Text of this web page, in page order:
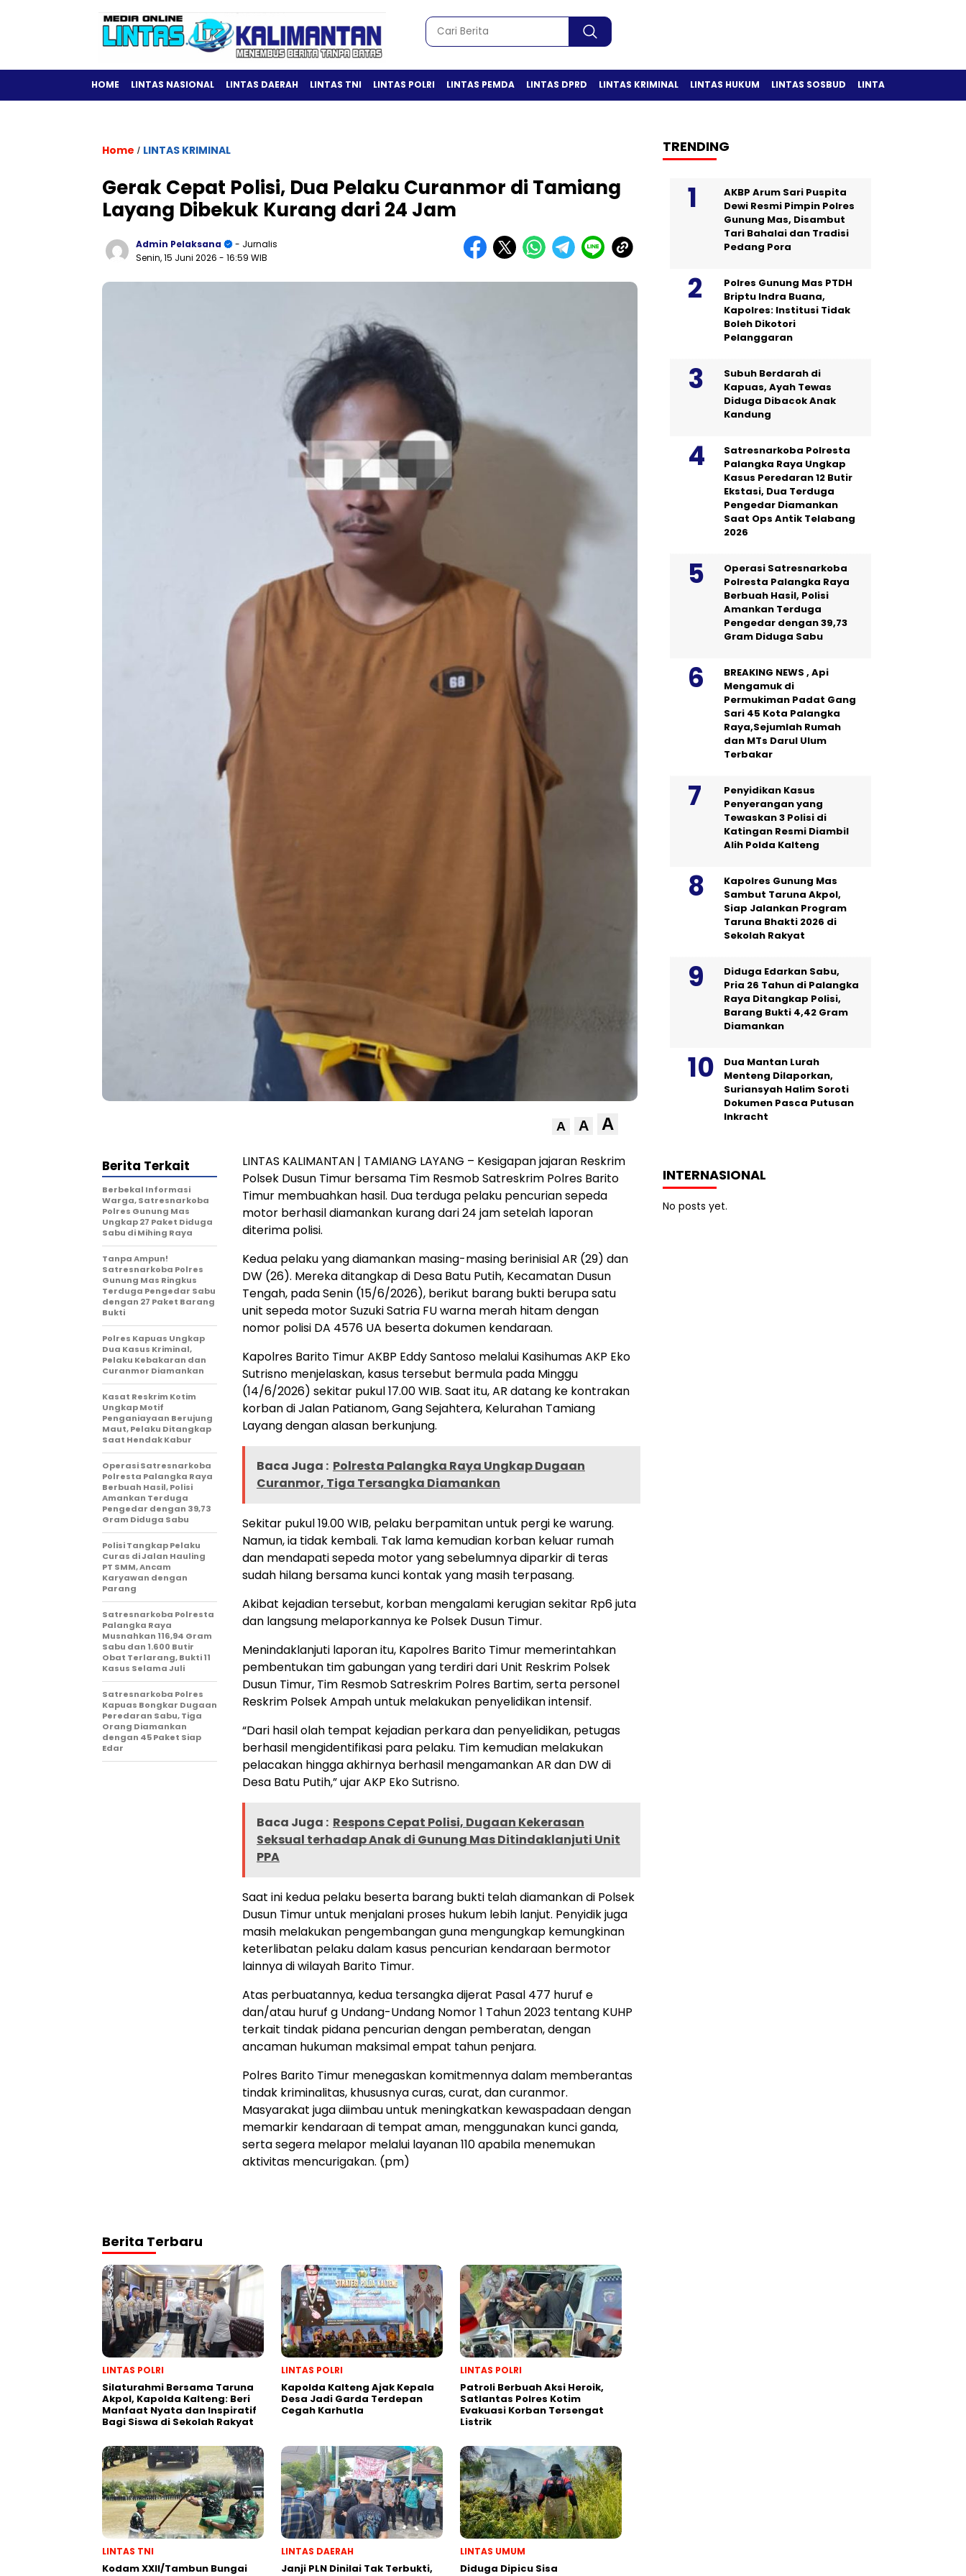
HOME LINTAS NASIONAL LINTAS DAERAH LINTAS TNI LINTAS POLRI LINTAS PEMDA LINTAS DPRD LINTAS KRIMINAL LINTAS HUKUM LINTAS SOSBUD LINTAS OLAH RAGA
Home / LINTAS KRIMINAL
Gerak Cepat Polisi, Dua Pelaku Curanmor di Tamiang
Layang Dibekuk Kurang dari 24 Jam
Admin Pelaksana
- Jurnalis
Senin, 15 Juni 2026 - 16:59 WIB
A A A
LINTAS KALIMANTAN | TAMIANG LAYANG – Kesigapan jajaran Reskrim
Polsek Dusun Timur bersama Tim Resmob Satreskrim Polres Barito
Timur membuahkan hasil. Dua terduga pelaku pencurian sepeda
motor berhasil diamankan kurang dari 24 jam setelah laporan
diterima polisi.
Kedua pelaku yang diamankan masing-masing berinisial AR (29) dan
DW (26). Mereka ditangkap di Desa Batu Putih, Kecamatan Dusun
Tengah, pada Senin (15/6/2026), berikut barang bukti berupa satu
unit sepeda motor Suzuki Satria FU warna merah hitam dengan
nomor polisi DA 4576 UA beserta dokumen kendaraan.
Kapolres Barito Timur AKBP Eddy Santoso melalui Kasihumas AKP Eko
Sutrisno menjelaskan, kasus tersebut bermula pada Minggu
(14/6/2026) sekitar pukul 17.00 WIB. Saat itu, AR datang ke kontrakan
korban di Jalan Patianom, Gang Sejahtera, Kelurahan Tamiang
Layang dengan alasan berkunjung.
Baca Juga : Polresta Palangka Raya Ungkap Dugaan
Curanmor, Tiga Tersangka Diamankan
Sekitar pukul 19.00 WIB, pelaku berpamitan untuk pergi ke warung.
Namun, ia tidak kembali. Tak lama kemudian korban keluar rumah
dan mendapati sepeda motor yang sebelumnya diparkir di teras
sudah hilang bersama kunci kontak yang masih terpasang.
Akibat kejadian tersebut, korban mengalami kerugian sekitar Rp6 juta
dan langsung melaporkannya ke Polsek Dusun Timur.
Menindaklanjuti laporan itu, Kapolres Barito Timur memerintahkan
pembentukan tim gabungan yang terdiri dari Unit Reskrim Polsek
Dusun Timur, Tim Resmob Satreskrim Polres Bartim, serta personel
Reskrim Polsek Ampah untuk melakukan penyelidikan intensif.
“Dari hasil olah tempat kejadian perkara dan penyelidikan, petugas
berhasil mengidentifikasi para pelaku. Tim kemudian melakukan
pelacakan hingga akhirnya berhasil mengamankan AR dan DW di
Desa Batu Putih,” ujar AKP Eko Sutrisno.
Baca Juga : Respons Cepat Polisi, Dugaan Kekerasan
Seksual terhadap Anak di Gunung Mas Ditindaklanjuti Unit
PPA
Saat ini kedua pelaku beserta barang bukti telah diamankan di Polsek
Dusun Timur untuk menjalani proses hukum lebih lanjut. Penyidik juga
masih melakukan pengembangan guna mengungkap kemungkinan
keterlibatan pelaku dalam kasus pencurian kendaraan bermotor
lainnya di wilayah Barito Timur.
Atas perbuatannya, kedua tersangka dijerat Pasal 477 huruf e
dan/atau huruf g Undang-Undang Nomor 1 Tahun 2023 tentang KUHP
terkait tindak pidana pencurian dengan pemberatan, dengan
ancaman hukuman maksimal empat tahun penjara.
Polres Barito Timur menegaskan komitmennya dalam memberantas
tindak kriminalitas, khususnya curas, curat, dan curanmor.
Masyarakat juga diimbau untuk meningkatkan kewaspadaan dengan
memarkir kendaraan di tempat aman, menggunakan kunci ganda,
serta segera melapor melalui layanan 110 apabila menemukan
aktivitas mencurigakan. (pm)
Berita Terkait
Berbekal Informasi
Warga, Satresnarkoba
Polres Gunung Mas
Ungkap 27 Paket Diduga
Sabu di Mihing Raya
Tanpa Ampun!
Satresnarkoba Polres
Gunung Mas Ringkus
Terduga Pengedar Sabu
dengan 27 Paket Barang
Bukti
Polres Kapuas Ungkap
Dua Kasus Kriminal,
Pelaku Kebakaran dan
Curanmor Diamankan
Kasat Reskrim Kotim
Ungkap Motif
Penganiayaan Berujung
Maut, Pelaku Ditangkap
Saat Hendak Kabur
Operasi Satresnarkoba
Polresta Palangka Raya
Berbuah Hasil, Polisi
Amankan Terduga
Pengedar dengan 39,73
Gram Diduga Sabu
Polisi Tangkap Pelaku
Curas di Jalan Hauling
PT SMM, Ancam
Karyawan dengan
Parang
Satresnarkoba Polresta
Palangka Raya
Musnahkan 116,94 Gram
Sabu dan 1.600 Butir
Obat Terlarang, Bukti 11
Kasus Selama Juli
Satresnarkoba Polres
Kapuas Bongkar Dugaan
Peredaran Sabu, Tiga
Orang Diamankan
dengan 45 Paket Siap
Edar
Berita Terbaru
LINTAS POLRI
Silaturahmi Bersama Taruna
Akpol, Kapolda Kalteng: Beri
Manfaat Nyata dan Inspiratif
Bagi Siswa di Sekolah Rakyat
LINTAS POLRI
Kapolda Kalteng Ajak Kepala
Desa Jadi Garda Terdepan
Cegah Karhutla
LINTAS POLRI
Patroli Berbuah Aksi Heroik,
Satlantas Polres Kotim
Evakuasi Korban Tersengat
Listrik
LINTAS TNI
Kodam XXII/Tambun Bungai
LINTAS DAERAH
Janji PLN Dinilai Tak Terbukti,
LINTAS UMUM
Diduga Dipicu Sisa
TRENDING
AKBP Arum Sari Puspita
Dewi Resmi Pimpin Polres
Gunung Mas, Disambut
Tari Bahalai dan Tradisi
Pedang Pora
Polres Gunung Mas PTDH
Briptu Indra Buana,
Kapolres: Institusi Tidak
Boleh Dikotori
Pelanggaran
Subuh Berdarah di
Kapuas, Ayah Tewas
Diduga Dibacok Anak
Kandung
Satresnarkoba Polresta
Palangka Raya Ungkap
Kasus Peredaran 12 Butir
Ekstasi, Dua Terduga
Pengedar Diamankan
Saat Ops Antik Telabang
2026
Operasi Satresnarkoba
Polresta Palangka Raya
Berbuah Hasil, Polisi
Amankan Terduga
Pengedar dengan 39,73
Gram Diduga Sabu
BREAKING NEWS , Api
Mengamuk di
Permukiman Padat Gang
Sari 45 Kota Palangka
Raya,Sejumlah Rumah
dan MTs Darul Ulum
Terbakar
Penyidikan Kasus
Penyerangan yang
Tewaskan 3 Polisi di
Katingan Resmi Diambil
Alih Polda Kalteng
Kapolres Gunung Mas
Sambut Taruna Akpol,
Siap Jalankan Program
Taruna Bhakti 2026 di
Sekolah Rakyat
Diduga Edarkan Sabu,
Pria 26 Tahun di Palangka
Raya Ditangkap Polisi,
Barang Bukti 4,42 Gram
Diamankan
Dua Mantan Lurah
Menteng Dilaporkan,
Suriansyah Halim Soroti
Dokumen Pasca Putusan
Inkracht
INTERNASIONAL
No posts yet.